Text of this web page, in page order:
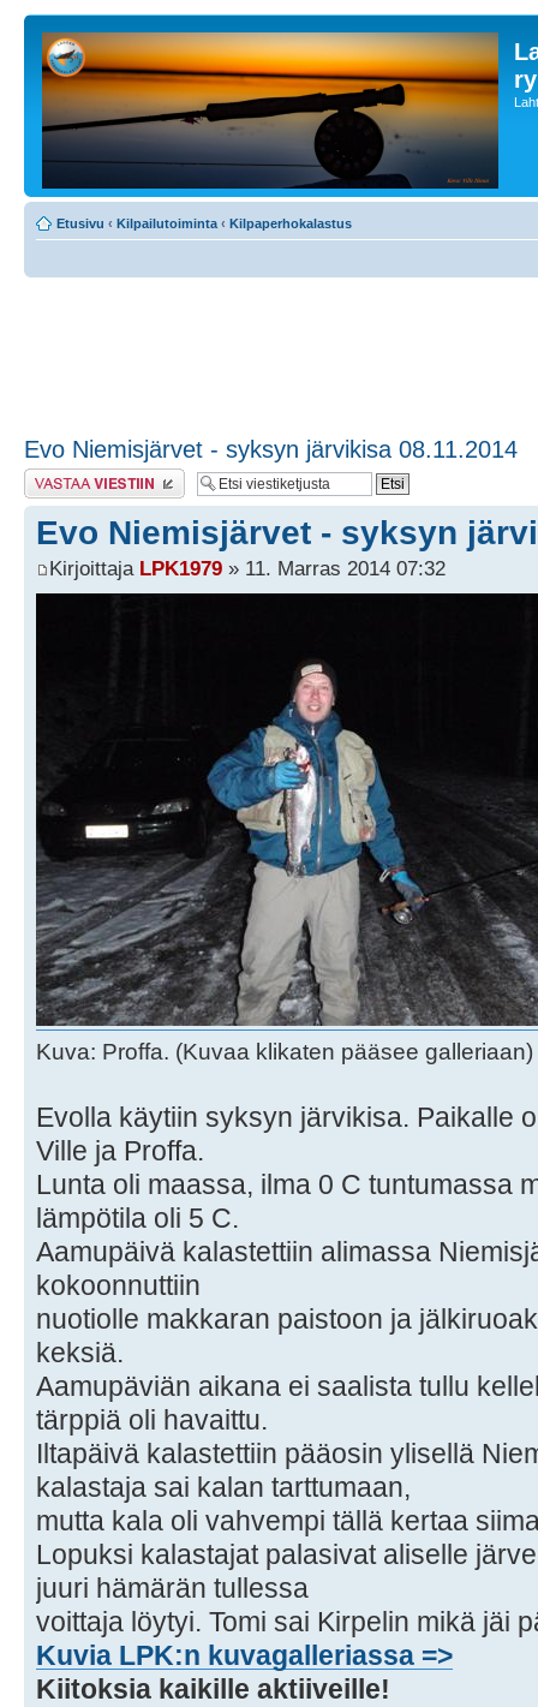
ry
Etusivu ‹ Kilpailutoiminta ‹ Kilpaperhokalastus
Evo Niemisjärvet - syksyn järvikisa 08.11.2014
Lähetä vastaus
Evo Niemisjärvet - syksyn
Kirjoittaja LPK1979 » 11. Marras 2014 07:32
Kuva: Proffa. (Kuvaa klikaten pääsee galleriaan)
Evolla käytiin syksyn järvikisa. Paikalle
Ville ja Proffa.
Lunta oli maassa, ilma 0 C tuntumassa
lämpötila oli 5 C.
Aamupäivä kalastettiin alimassa
kokoonnuttiin
nuotiolle makkaran paistoon ja
keksiä.
Aamupäviän aikana ei saalista tullu
tärppiä oli havaittu.
Iltapäivä kalastettiin pääosin ylisellä
kalastaja sai kalan tarttumaan,
mutta kala oli vahvempi tällä kertaa
Lopuksi kalastajat palasivat aliselle
juuri hämärän tullessa
voittaja löytyi. Tomi sai Kirpelin mikä jäi
Kuvia LPK:n kuvagalleriassa =>
Kiitoksia kaikille aktiiveille!